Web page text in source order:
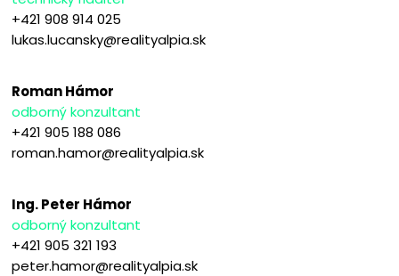
+421 908 914 025
lukas.lucansky@realityalpia.sk
Roman Hámor
odborný konzultant
+421 905 188 086
roman.hamor@realityalpia.sk
Ing. Peter Hámor
odborný konzultant
+421 905 321 193
peter.hamor@realityalpia.sk